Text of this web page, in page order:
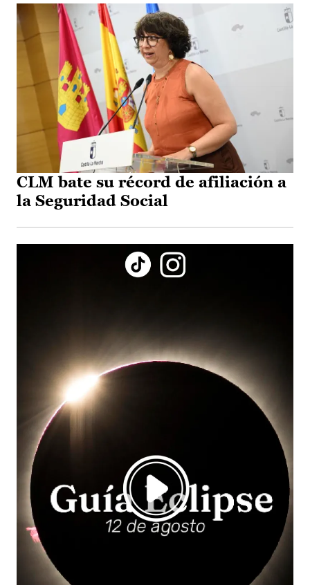
CLM bate su récord de afiliación a
la Seguridad Social